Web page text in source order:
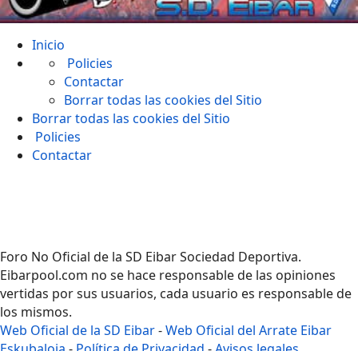
Inicio
Policies
Contactar
Borrar todas las cookies del Sitio
Borrar todas las cookies del Sitio
Policies
Contactar
Foro No Oficial de la SD Eibar Sociedad Deportiva.
Eibarpool.com no se hace responsable de las opiniones
vertidas por sus usuarios, cada usuario es responsable de
los mismos.
Web Oficial de la SD Eibar-Web Oficial del Arrate Eibar